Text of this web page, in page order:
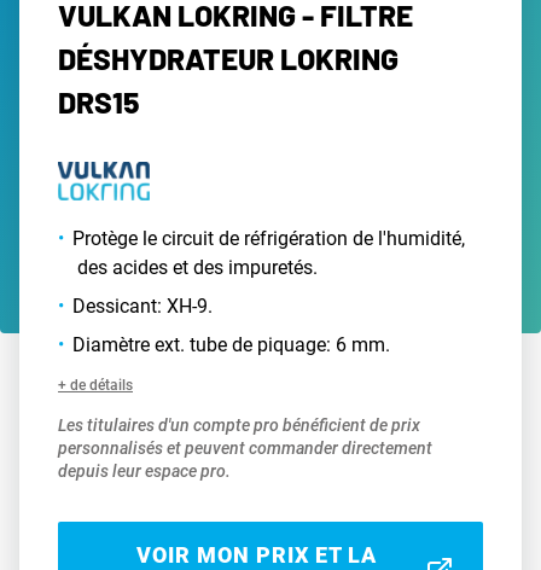
VULKAN LOKRING - FILTRE
DÉSHYDRATEUR LOKRING
DRS15
Protège le circuit de réfrigération de l'humidité,
des acides et des impuretés.
Dessicant: XH-9.
Diamètre ext. tube de piquage: 6 mm.
+ de détails
Les titulaires d'un compte pro bénéficient de prix
personnalisés et peuvent commander directement
depuis leur espace pro.
VOIR MON PRIX ET LA